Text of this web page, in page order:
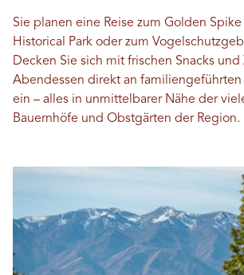
Sie planen eine Reise zum Golden
Historical Park oder zum
Decken Sie sich mit frischen Snacks und
Abendessen direkt an familiengeführten
ein – alles in unmittelbarer Nähe der
Bauernhöfe und Obstgärten der Region.